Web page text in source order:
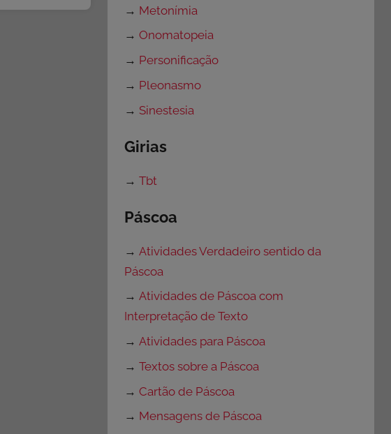
→ Metonímia
→Onomatopeia
→ Personificação
→ Pleonasmo
→ Sinestesia
Girias
→Tbt
Páscoa
→Atividades Verdadeiro sentido da
Páscoa
→Atividades de Páscoa com
Interpretação de Texto
→Atividades para Páscoa
→Textos sobre a Páscoa
→Cartão de Páscoa
→ Mensagens de Páscoa